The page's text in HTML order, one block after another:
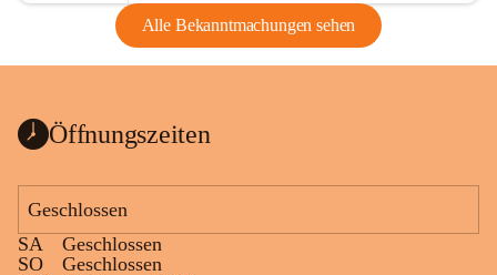
Alle Bekanntmachungen sehen
Öffnungszeiten
Geschlossen
SA
Geschlossen
SO
Geschlossen